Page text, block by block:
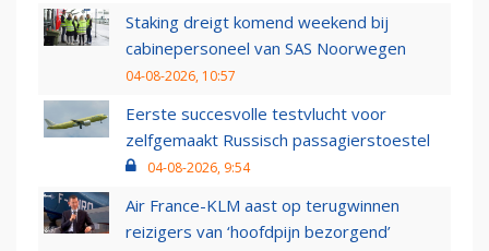
Staking dreigt komend weekend bij
cabinepersoneel van SAS Noorwegen
04-08-2026, 10:57
Eerste succesvolle testvlucht voor
zelfgemaakt Russisch passagierstoestel
04-08-2026, 9:54
Air France-KLM aast op terugwinnen
reizigers van ‘hoofdpijn bezorgend’